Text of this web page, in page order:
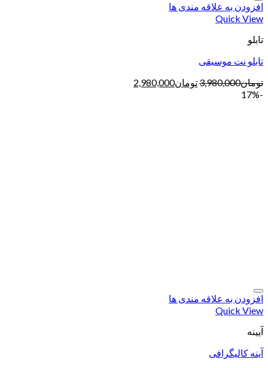
افزودن به علاقه مندی ها
Quick View
تابلو
تابلو نت موسیقی
تومان3,980,000تومان2,980,000
-17%
افزودن به علاقه مندی ها
Quick View
آیینه
آینه کالیگرافی